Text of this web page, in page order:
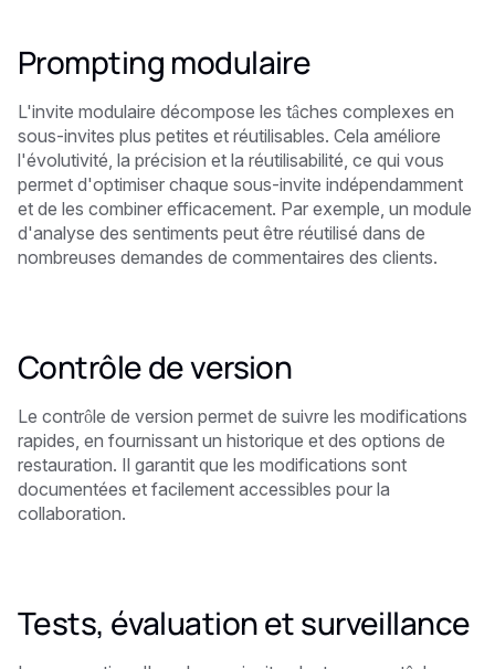
Prompting modulaire
L'invite modulaire décompose les tâches complexes en
sous-invites plus petites et réutilisables. Cela améliore
l'évolutivité, la précision et la réutilisabilité, ce qui vous
permet d'optimiser chaque sous-invite indépendamment
et de les combiner efficacement. Par exemple, un module
d'analyse des sentiments peut être réutilisé dans de
nombreuses demandes de commentaires des clients.
Contrôle de version
Le contrôle de version permet de suivre les modifications
rapides, en fournissant un historique et des options de
restauration. Il garantit que les modifications sont
documentées et facilement accessibles pour la
collaboration.
Tests, évaluation et surveillance